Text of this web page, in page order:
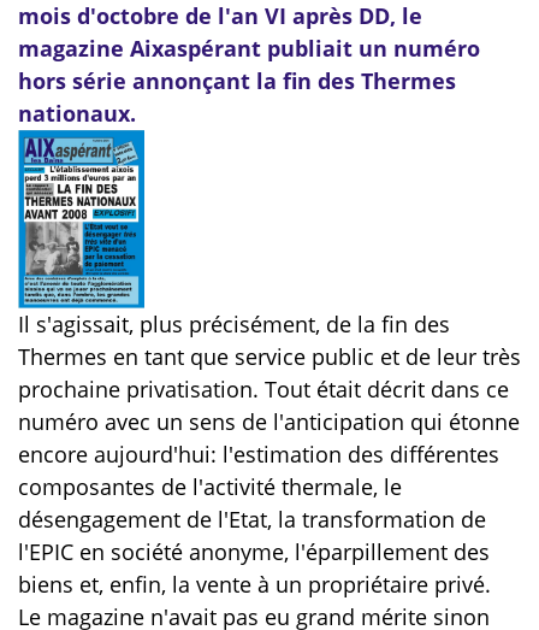
mois d'octobre de l'an VI après DD, le
magazine Aixaspérant publiait un numéro
hors série annonçant la fin des Thermes
nationaux.
Il s'agissait, plus précisément, de la fin des
Thermes en tant que service public et de leur très
prochaine privatisation. Tout était décrit dans ce
numéro avec un sens de l'anticipation qui étonne
encore aujourd'hui: l'estimation des différentes
composantes de l'activité thermale, le
désengagement de l'Etat, la transformation de
l'EPIC en société anonyme, l'éparpillement des
biens et, enfin, la vente à un propriétaire privé.
Le magazine n'avait pas eu grand mérite sinon